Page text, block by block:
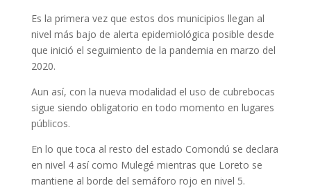
Es la primera vez que estos dos municipios llegan al
nivel más bajo de alerta epidemiológica posible desde
que inició el seguimiento de la pandemia en marzo del
2020.
Aun así, con la nueva modalidad el uso de cubrebocas
sigue siendo obligatorio en todo momento en lugares
públicos.
En lo que toca al resto del estado Comondú se declara
en nivel 4 así como Mulegé mientras que Loreto se
mantiene al borde del semáforo rojo en nivel 5.